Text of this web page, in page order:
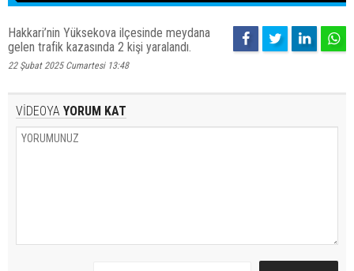
Hakkari’nin Yüksekova ilçesinde meydana
gelen trafik kazasında 2 kişi yaralandı.
22 Şubat 2025 Cumartesi 13:48
VİDEOYA YORUM KAT